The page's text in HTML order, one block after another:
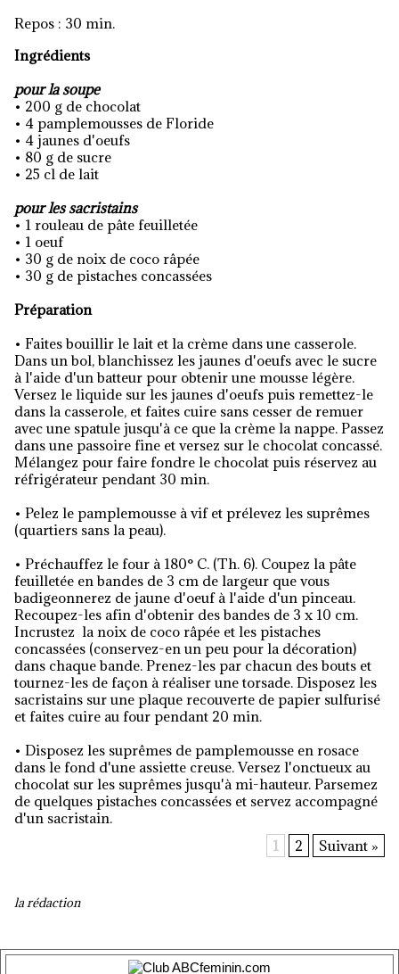
Repos : 30 min.
Ingrédients
pour la soupe
• 200 g de chocolat
• 4 pamplemousses de Floride
• 4 jaunes d'oeufs
• 80 g de sucre
• 25 cl de lait
pour les sacristains
• 1 rouleau de pâte feuilletée
• 1 oeuf
• 30 g de noix de coco râpée
• 30 g de pistaches concassées
Préparation
• Faites bouillir le lait et la crème dans une casserole.
Dans un bol, blanchissez les jaunes d'oeufs avec le sucre
à l'aide d'un batteur pour obtenir une mousse légère.
Versez le liquide sur les jaunes d'oeufs puis remettez-le
dans la casserole, et faites cuire sans cesser de remuer
avec une spatule jusqu'à ce que la crème la nappe. Passez
dans une passoire fine et versez sur le chocolat concassé.
Mélangez pour faire fondre le chocolat puis réservez au
réfrigérateur pendant 30 min.
• Pelez le pamplemousse à vif et prélevez les suprêmes
(quartiers sans la peau).
• Préchauffez le four à 180° C. (Th. 6). Coupez la pâte
feuilletée en bandes de 3 cm de largeur que vous
badigeonnerez de jaune d'oeuf à l'aide d'un pinceau.
Recoupez-les afin d'obtenir des bandes de 3 x 10 cm.
Incrustez la noix de coco râpée et les pistaches
concassées (conservez-en un peu pour la décoration)
dans chaque bande. Prenez-les par chacun des bouts et
tournez-les de façon à réaliser une torsade. Disposez les
sacristains sur une plaque recouverte de papier sulfurisé
et faites cuire au four pendant 20 min.
• Disposez les suprêmes de pamplemousse en rosace
dans le fond d'une assiette creuse. Versez l'onctueux au
chocolat sur les suprêmes jusqu'à mi-hauteur. Parsemez
de quelques pistaches concassées et servez accompagné
d'un sacristain.
1
2 Suivant »
la rédaction